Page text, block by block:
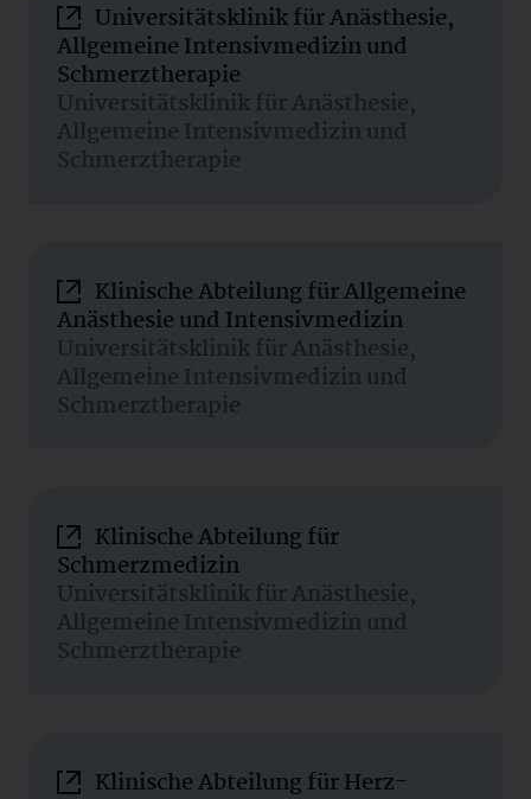
Universitätsklinik für Anästhesie,
Allgemeine Intensivmedizin und
Schmerztherapie
Universitätsklinik für Anästhesie,
Allgemeine Intensivmedizin und
Schmerztherapie
Klinische Abteilung für Allgemeine
Anästhesie und Intensivmedizin
Universitätsklinik für Anästhesie,
Allgemeine Intensivmedizin und
Schmerztherapie
Klinische Abteilung für
Schmerzmedizin
Universitätsklinik für Anästhesie,
Allgemeine Intensivmedizin und
Schmerztherapie
Klinische Abteilung für Herz-